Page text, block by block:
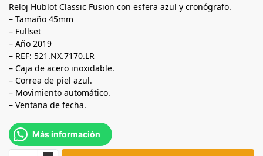
Reloj Hublot Classic Fusion con esfera azul y cronógrafo.
– Tamaño 45mm
– Fullset
– Año 2019
– REF: 521.NX.7170.LR
– Caja de acero inoxidable.
– Correa de piel azul.
– Movimiento automático.
– Ventana de fecha.
Más información